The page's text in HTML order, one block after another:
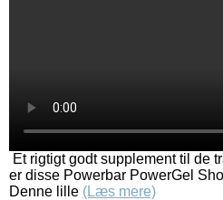
Et rigtigt godt supplement til de
er disse Powerbar PowerGel
Denne lille (Læs mere)